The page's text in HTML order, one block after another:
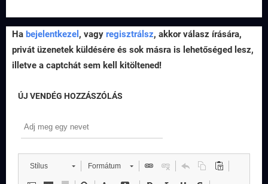
Ha bejelentkezel , vagy regisztrálsz, akkor válasz írására,
privát üzenetek küldésére és sok másra is lehetőséged lesz,
illetve a captchát sem kell kitöltened!
ÚJ VENDÉG HOZZÁSZÓLÁS
Stílus Formátum